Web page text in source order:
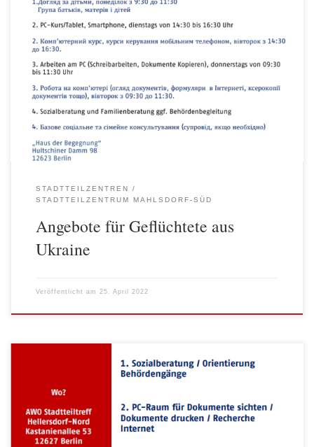
Der AWO Stadtteiltreff „Haus der Begegnung“ am Hultschiner
Damm 98 hat ab sofort verschiedene Angebote für Geflüchtete aus
der Ukraine. 1. Kinderbetreuung, montags von 09:30 bis 11:30
Uhr, Krabbelgruppe/Papa-Mutter-Kind-Gruppe (n) 2. PC-
Kurs/Tablet, Smartphone, dienstags von 14:30 bis 16:30 Uhr 3.
Arbeiten am PC (Schreibarbeiten, Dokumente Kopieren),
donnerstags von 09:30 bis […]
STADTTEILZENTREN
STADTTEILZENTRUM MAHLSDORF-SÜD
Angebote für Geflüchtete aus
Ukraine
Veröffentlicht am 25. April 2022
Der AWO-Stadtteiltreff Hellersdorf-Nord in der Kastanienallee 53
bietet ab sofort verschiedene Angebote für Geflüchtete aus der
Ukraine Die Sozialberatung unterstützt, berät und orientiert bei
Behördengängen. Der PC-Raum des Stadtteiltreffs kann genutzt